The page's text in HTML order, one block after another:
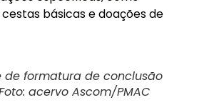
básicas e doações de
de formatura de conclusão
acervo Ascom/PMAC